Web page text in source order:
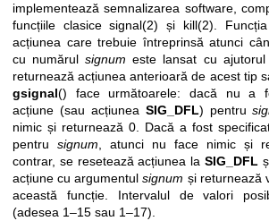
implementează semnalizarea software,
funcțiile clasicesignal(2) și kill(2).
acțiunea care trebuie întreprinsă atunci
cu numărulsignum este lansat cu ajutorul
returnează acțiunea anterioară de acest tip
gsignal() face următoarele: dacă nu a
acțiune (sau acțiunea SIG_DFL) pentru
nimic și returnează 0. Dacă a fost
pentru signum, atunci nu face nimic și
contrar, se resetează acțiunea la SIG_DFL
acțiune cu argumentulsignum și returnează
această funcție. Intervalul de valori
(adesea 1–15 sau 1–17).